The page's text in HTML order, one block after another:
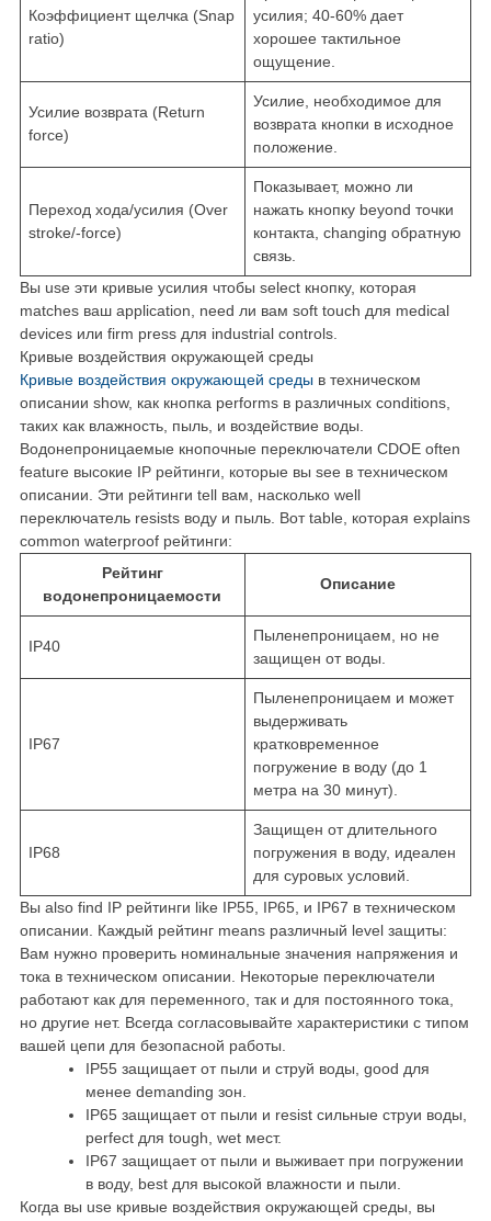
Коэффициент щелчка (Snap
ratio)
усилия; 40-60% дает
хорошее тактильное
ощущение.
Усилие возврата (Return
force)
Усилие, необходимое для
возврата кнопки в исходное
положение.
Переход хода/усилия (Over
stroke/-force)
Показывает, можно ли
нажать кнопку beyond точки
контакта, changing обратную
связь.
Вы use эти кривые усилия чтобы select кнопку, которая
matches ваш application, need ли вам soft touch для medical
devices или firm press для industrial controls.
Кривые воздействия окружающей среды
Кривые воздействия окружающей средыв техническом
описании show, как кнопка performs в различных conditions,
таких как влажность, пыль, и воздействие воды.
Водонепроницаемые кнопочные переключатели CDOE often
feature высокие IP рейтинги, которые вы see в техническом
описании. Эти рейтинги tell вам, насколько well
переключатель resists воду и пыль. Вот table, которая explains
common waterproof рейтинги:
Рейтинг
водонепроницаемости
Описание
IP40
Пыленепроницаем, но не
защищен от воды.
IP67
Пыленепроницаем и может
выдерживать
кратковременное
погружение в воду (до 1
метра на 30 минут).
IP68
Защищен от длительного
погружения в воду, идеален
для суровых условий.
Вы also find IP рейтинги like IP55, IP65, и IP67 в техническом
описании. Каждый рейтинг means различный level защиты:
Вам нужно проверить номинальные значения напряжения и
тока в техническом описании. Некоторые переключатели
работают как для переменного, так и для постоянного тока,
но другие нет. Всегда согласовывайте характеристики с типом
вашей цепи для безопасной работы.
IP55 защищает от пыли и струй воды, good для
менее demanding зон.
IP65 защищает от пыли и resist сильные струи воды,
perfect для tough, wet мест.
IP67 защищает от пыли и выживает при погружении
в воду, best для высокой влажности и пыли.
Когда вы use кривые воздействия окружающей среды, вы